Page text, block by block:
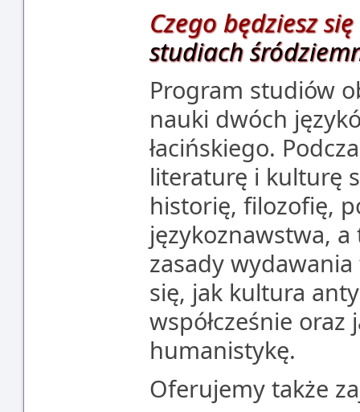
Czego będziesz
studiach
Program studiów
nauki dwóch
łacińskiego.
literaturę i kulturę
historię, filozofię,
językoznawstwa,
zasady
się, jak kultura
współcześnie
humanistykę.
Oferujemy także